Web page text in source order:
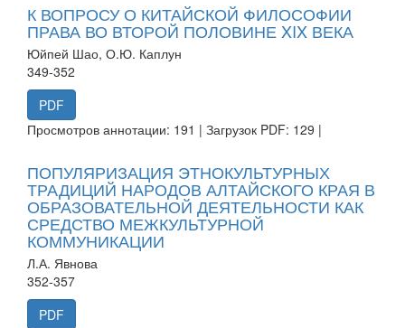
К ВОПРОСУ О КИТАЙСКОЙ ФИЛОСОФИИ
ПРАВА ВО ВТОРОЙ ПОЛОВИНЕ XIX ВЕКА
Юйпей Шао, О.Ю. Каплун
349-352
PDF
Просмотров аннотации: 191 | Загрузок PDF: 129 |
ПОПУЛЯРИЗАЦИЯ ЭТНОКУЛЬТУРНЫХ
ТРАДИЦИЙ НАРОДОВ АЛТАЙСКОГО КРАЯ В
ОБРАЗОВАТЕЛЬНОЙ ДЕЯТЕЛЬНОСТИ КАК
СРЕДСТВО МЕЖКУЛЬТУРНОЙ
КОММУНИКАЦИИ
Л.А. Явнова
352-357
PDF